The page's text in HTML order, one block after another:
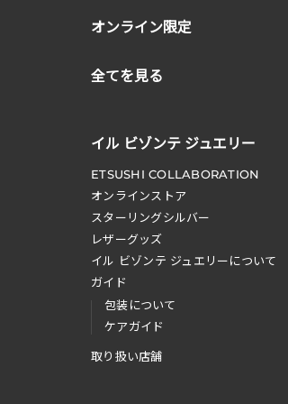
オンライン限定
全てを見る
イル ビゾンテ ジュエリー
ETSUSHI COLLABORATION
オンラインストア
スターリングシルバー
レザーグッズ
イル ビゾンテ ジュエリーについて
ガイド
包装について
ケアガイド
取り扱い店舗